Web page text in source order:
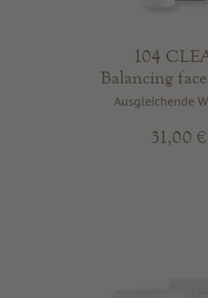
104
Balancing
Ausgleichende
31,00 €